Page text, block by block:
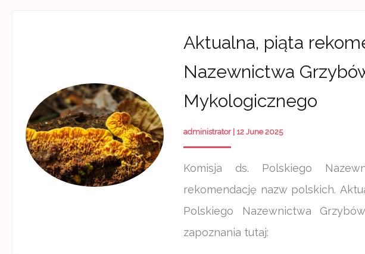
Aktualna, piąta
Nazewnictwa
Mykologicznego
administrator | 12 June 2025
Komisja ds. Polskiego
rekomendację nazw polskich.
Polskiego Nazewnictwa
zapoznania tutaj: